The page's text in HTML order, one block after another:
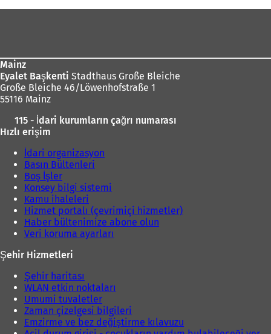
Mainz
Eyalet Başkenti Stadthaus Große Bleiche
Große Bleiche 46/Löwenhofstraße 1
55116 Mainz
115 - İdari kurumların çağrı numarası
Hızlı erişim
İdari organizasyon
Basın Bültenleri
Boş İşler
Konsey bilgi sistemi
Kamu ihaleleri
Hizmet portalı (çevrimiçi hizmetler)
Haber bültenimize abone olun
Veri koruma ayarları
Şehir Hizmetleri
Şehir haritası
WLAN etkin noktaları
Umumi tuvaletler
Zaman çizelgesi bilgileri
Emzirme ve bez değiştirme kılavuzu